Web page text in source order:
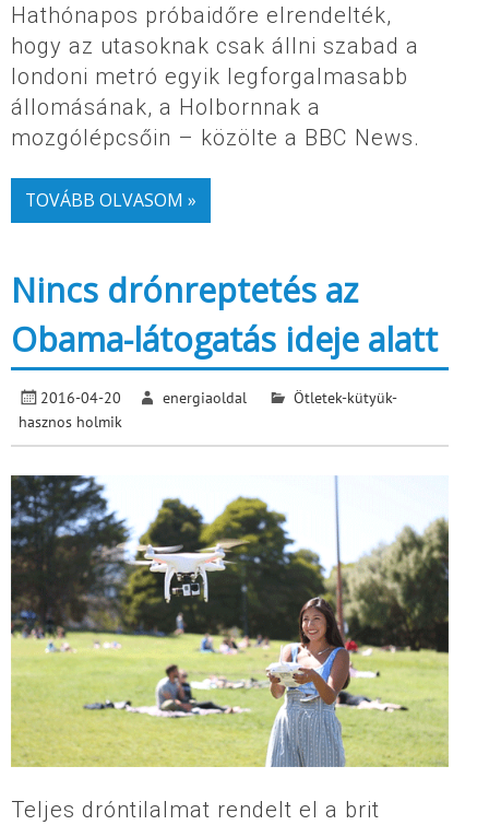
Hathónapos próbaidőre elrendelték,
hogy az utasoknak csak állni szabad a
londoni metró egyik legforgalmasabb
állomásának, a Holbornnak a
mozgólépcsőin – közölte a BBC News.
TOVÁBB OLVASOM »
Nincs drónreptetés az
Obama-látogatás ideje alatt
2016-04-20 energiaoldal
Ötletek-kütyük-
hasznos holmik
Teljes dróntilalmat rendelt el a brit